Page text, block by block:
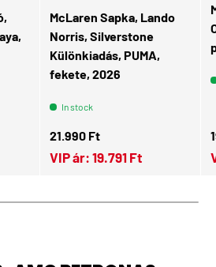
McLaren Sapka, Lando
Norris, Silverstone
Különkiadás, PUMA,
fekete, 2026
In stock
Regular price
21.990 Ft
VIP ár: 19.791 Ft